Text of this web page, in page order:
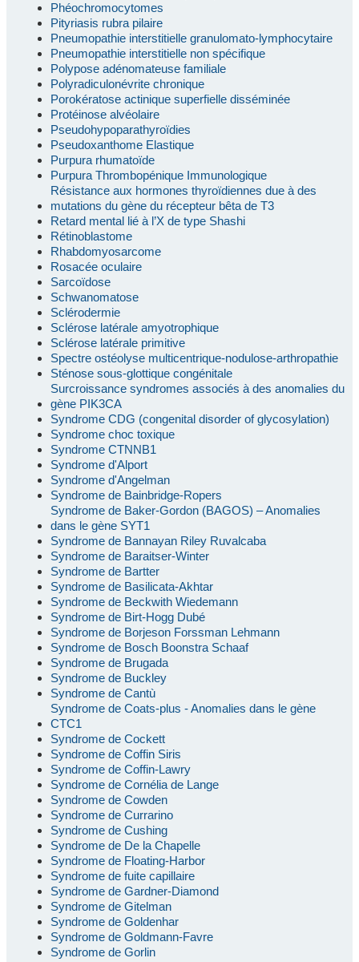
Phéochromocytomes
Pityriasis rubra pilaire
Pneumopathie interstitielle granulomato-lymphocytaire
Pneumopathie interstitielle non spécifique
Polypose adénomateuse familiale
Polyradiculonévrite chronique
Porokératose actinique superfielle disséminée
Protéinose alvéolaire
Pseudohypoparathyroïdies
Pseudoxanthome Elastique
Purpura rhumatoïde
Purpura Thrombopénique Immunologique
Résistance aux hormones thyroïdiennes due à des
mutations du gène du récepteur bêta de T3
Retard mental lié à l’X de type Shashi
Rétinoblastome
Rhabdomyosarcome
Rosacée oculaire
Sarcoïdose
Schwanomatose
Sclérodermie
Sclérose latérale amyotrophique
Sclérose latérale primitive
Spectre ostéolyse multicentrique-nodulose-arthropathie
Sténose sous-glottique congénitale
Surcroissance syndromes associés à des anomalies du
gène PIK3CA
Syndrome CDG (congenital disorder of glycosylation)
Syndrome choc toxique
Syndrome CTNNB1
Syndrome d'Alport
Syndrome d'Angelman
Syndrome de Bainbridge-Ropers
Syndrome de Baker-Gordon (BAGOS) – Anomalies
dans le gène SYT1
Syndrome de Bannayan Riley Ruvalcaba
Syndrome de Baraitser-Winter
Syndrome de Bartter
Syndrome de Basilicata-Akhtar
Syndrome de Beckwith Wiedemann
Syndrome de Birt-Hogg Dubé
Syndrome de Borjeson Forssman Lehmann
Syndrome de Bosch Boonstra Schaaf
Syndrome de Brugada
Syndrome de Buckley
Syndrome de Cantù
Syndrome de Coats-plus - Anomalies dans le gène
CTC1
Syndrome de Cockett
Syndrome de Coffin Siris
Syndrome de Coffin-Lawry
Syndrome de Cornélia de Lange
Syndrome de Cowden
Syndrome de Currarino
Syndrome de Cushing
Syndrome de De la Chapelle
Syndrome de Floating-Harbor
Syndrome de fuite capillaire
Syndrome de Gardner-Diamond
Syndrome de Gitelman
Syndrome de Goldenhar
Syndrome de Goldmann-Favre
Syndrome de Gorlin